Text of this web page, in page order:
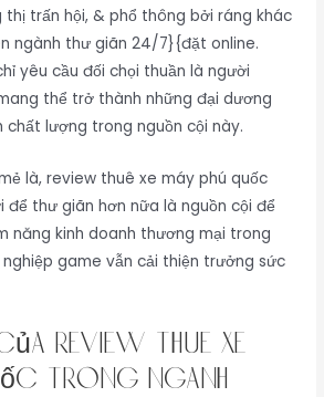
trấn hội, & phổ thông bởi ráng khác
ngành thư giãn 24/7}{đặt online.
yêu cầu đối chọi thuần là người
thể trở thành những đại dương
lượng trong nguồn cội này.
là, review thuê xe máy phú quốc
để thư giãn hơn nữa là nguồn cội để
năng kinh doanh thương mại trong
game vẫn cải thiện trưởng sức
review thuê xe
Trong Ngành